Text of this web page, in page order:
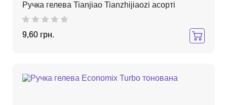
Ручка гелева Tianjiao Tianzhijiaozi асорті
9,60 грн.